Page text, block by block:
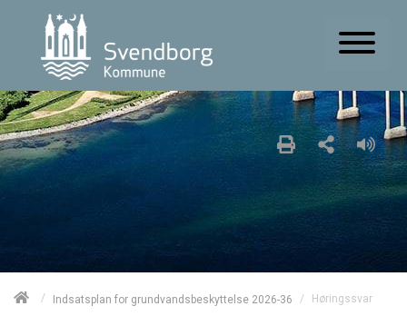
/ Indsatsplan for grundvandsbeskyttelse 2026-36 / Høringssvar